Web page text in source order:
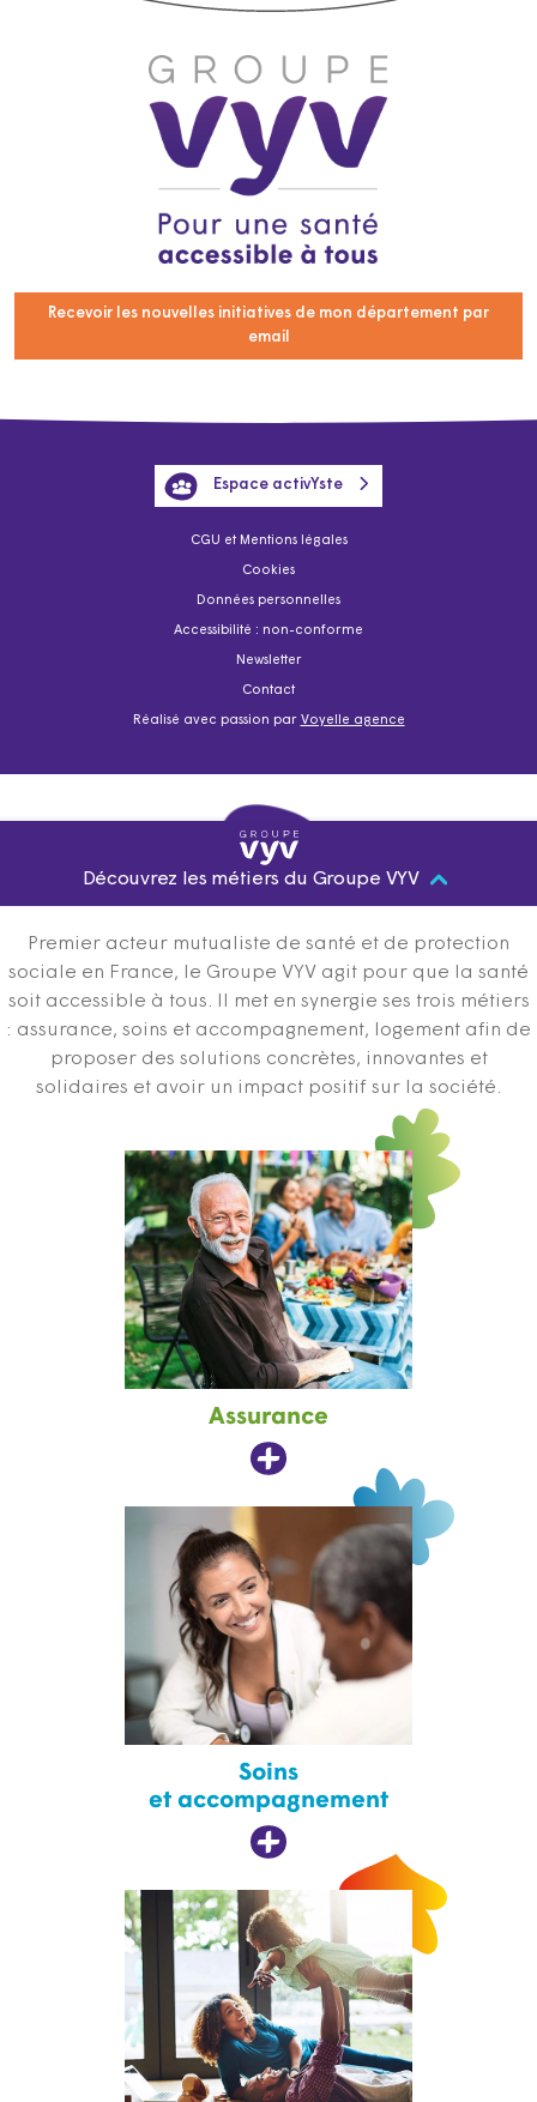
Recevoir les nouvelles initiatives de mon département par
email
CGU et Mentions légales
Cookies
Données personnelles
Accessibilité : non-conforme
Newsletter
Contact
Réalisé avec passion par Voyelle agence
Espace activYste
Découvrez les métiers du Groupe VYV
Premier acteur mutualiste de santé et de protection
sociale en France, le Groupe VYV agit pour que la santé
soit accessible à tous. Il met en synergie ses trois métiers
: assurance, soins et accompagnement, logement afin de
proposer des solutions concrètes, innovantes et
solidaires et avoir un impact positif sur la société.
Assurance
Soins
et accompagnement